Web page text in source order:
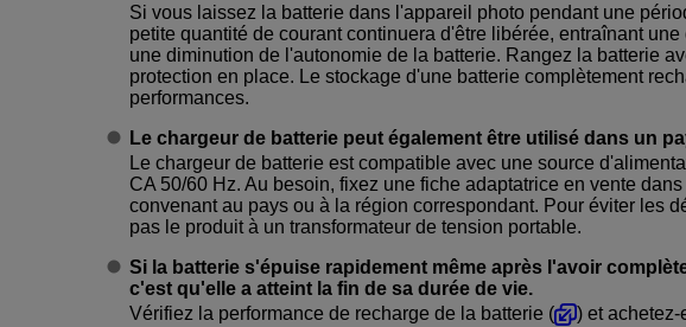
Si vous laissez la batterie dans l'appareil photo pendant une
petite quantité de courant continuera d'être libérée, entraînant
une diminution de l'autonomie de la batterie. Rangez la batterie
protection en place. Le stockage d'une batterie complètement
performances.
Le chargeur de batterie peut également être utilisé dans un
Le chargeur de batterie est compatible avec une source
CA 50/60 Hz. Au besoin, fixez une fiche adaptatrice en vente
convenant au pays ou à la région correspondant. Pour éviter les
pas le produit à un transformateur de tension portable.
Si la batterie s'épuise rapidement même après l'avoir
c'est qu'elle a atteint la fin de sa durée de vie.
Vérifiez la performance de recharge de la batterie (
) et achetez-